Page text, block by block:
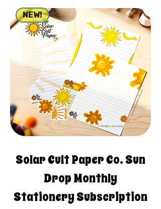
NEW!
Solar Cult Paper Co. Sun
Drop Monthly
Stationery Subscription